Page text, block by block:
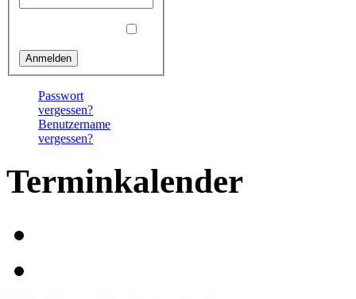
Passwort
vergessen?
Benutzername
vergessen?
Terminkalender